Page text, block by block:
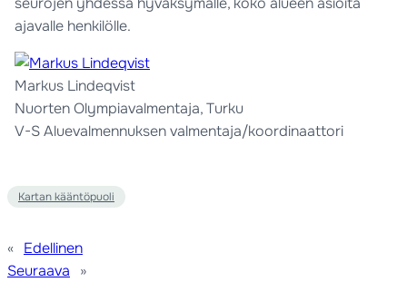
ajavalle henkilölle.
Markus Lindeqvist
Nuorten Olympiavalmentaja, Turku
V-S Aluevalmennuksen valmentaja/koordinaattori
Kartan kääntöpuoli
« Edellinen
Seuraava
»